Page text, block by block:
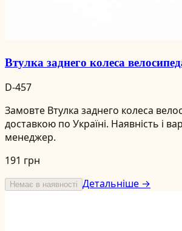
Втулка заднего колеса
D-457
Замовте Втулка заднего колеса
доставкою по Україні. Наявність і
менеджер.
191 грн
Немає в наявності Детальніше →